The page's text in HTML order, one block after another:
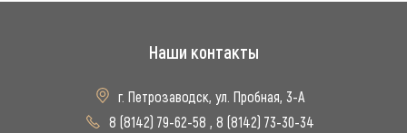
Наши контакты
г. Петрозаводск, ул. Пробная, 3-А
8 (8142) 79-62-58 , 8 (8142) 73-30-34